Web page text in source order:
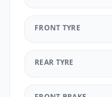
FRONT TYRE
REAR TYRE